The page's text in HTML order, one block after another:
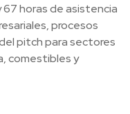
horas de asistencia
procesos
pitch para sectores
comestibles y